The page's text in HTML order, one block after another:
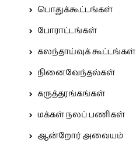
பொதுக்கூட்டங்கள்
போராட்டங்கள்
கலந்தாய்வுக் கூட்டங்கள்
நினைவேந்தல்கள்
கருத்தரங்கங்கள்
மக்கள் நலப் பணிகள்
ஆன்றோர் அவையம்